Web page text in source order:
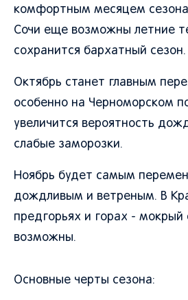
комфортным месяцем
Сочи еще возможны летние
сохранится бархатный сезон.
Октябрь станет главным
особенно на Черноморском
увеличится вероятность
слабые заморозки.
Ноябрь будет самым
дождливым и ветреным. В
предгорьях и горах -
возможны.
Основные черты сезона: